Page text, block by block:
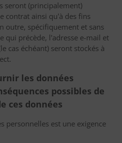
seront (principalement)
contrat ainsi qu'à des fins
outre, spécifiquement et sans
qui précède, l'adresse e-mail et
cas échéant) seront stockés à
les données
possibles de
ces données
personnelles est une exigence